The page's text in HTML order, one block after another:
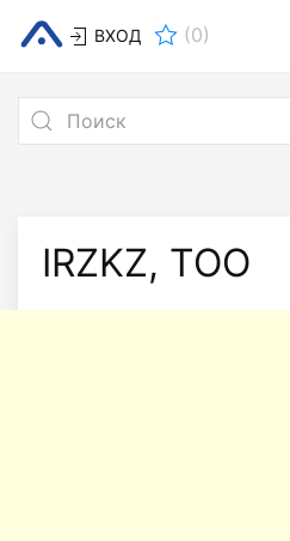
ВХОД (0)
IRZKZ, ТОО